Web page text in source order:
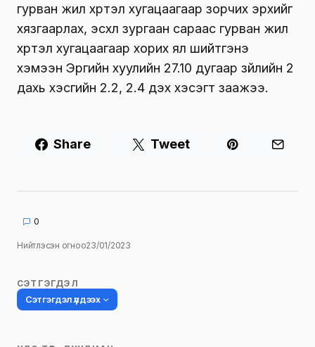
гурван жил хүртэл хугацаагаар зорчих эрхийг
хязгаарлах, эсхүл зургаан сараас гурван жил
хүртэл хугацаагаар хорих ял шийтгэнэ
хэмээн Эрүүгийн хуулийн 27.10 дугаар зүйлийн 2
дахь хэсгийн 2.2, 2.4 дэх хэсэгт заажээ.
Share Tweet
0
Нийтлэсэн огноо23/01/2023
СЭТГЭГДЭЛ
Сэтгэгдэл үлдээх